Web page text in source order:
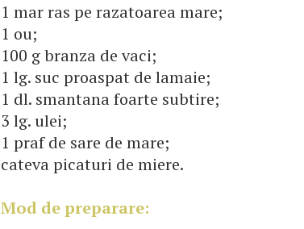
1 mar ras pe razatoarea mare;
1 ou;
100 g branza de vaci;
1 lg. suc proaspat de lamaie;
1 dl. smantana foarte subtire;
3 lg. ulei;
1 praf de sare de mare;
cateva picaturi de miere.
Mod de preparare: